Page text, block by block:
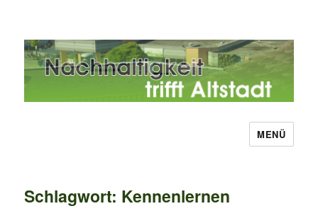
MENÜ
Schlagwort: Kennenlernen